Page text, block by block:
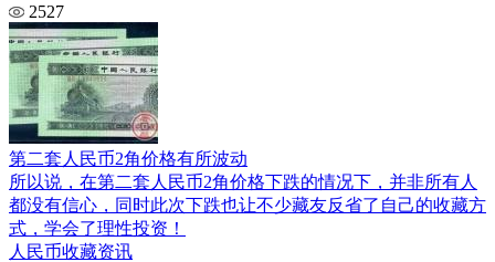
2527
第二套人民币2角价格有所波动
所以说，在第二套人民币2角价格下跌的情况下，并非所有人
都没有信心，同时此次下跌也让不少藏友反省了自己的收藏方
式，学会了理性投资！
人民币收藏资讯